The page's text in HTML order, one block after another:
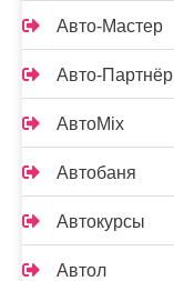
Авто-Мастер
Авто-Партнёр
АвтоMix
Автобаня
Автокурсы
Автол